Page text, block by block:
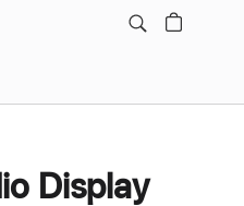
Display